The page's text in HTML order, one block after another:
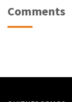
Comments